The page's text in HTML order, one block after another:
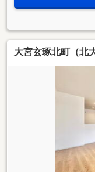
大宮玄琢北町（北